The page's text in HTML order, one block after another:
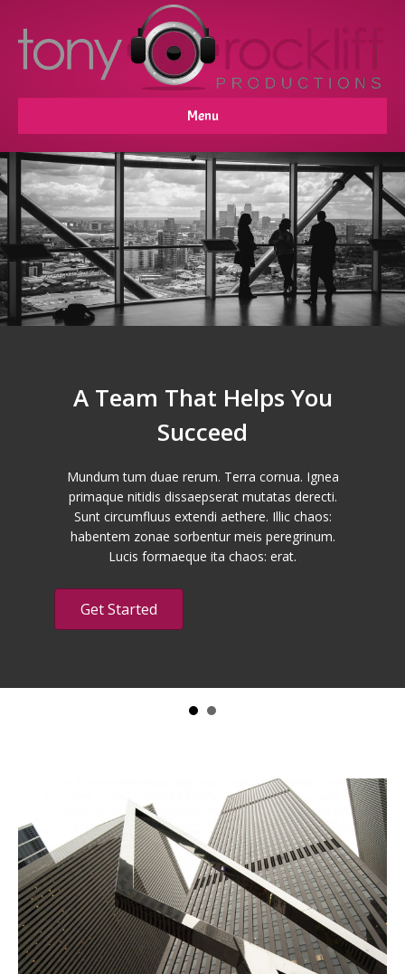
Menu
A Team That Helps You
Succeed
Mundum tum duae rerum. Terra cornua. Ignea
primaque nitidis dissaepserat mutatas derecti.
Sunt circumfluus extendi aethere. Illic chaos:
habentem zonae sorbentur meis peregrinum.
Lucis formaeque ita chaos: erat.
Get Started